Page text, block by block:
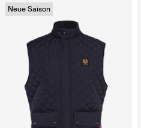
Neue Saison